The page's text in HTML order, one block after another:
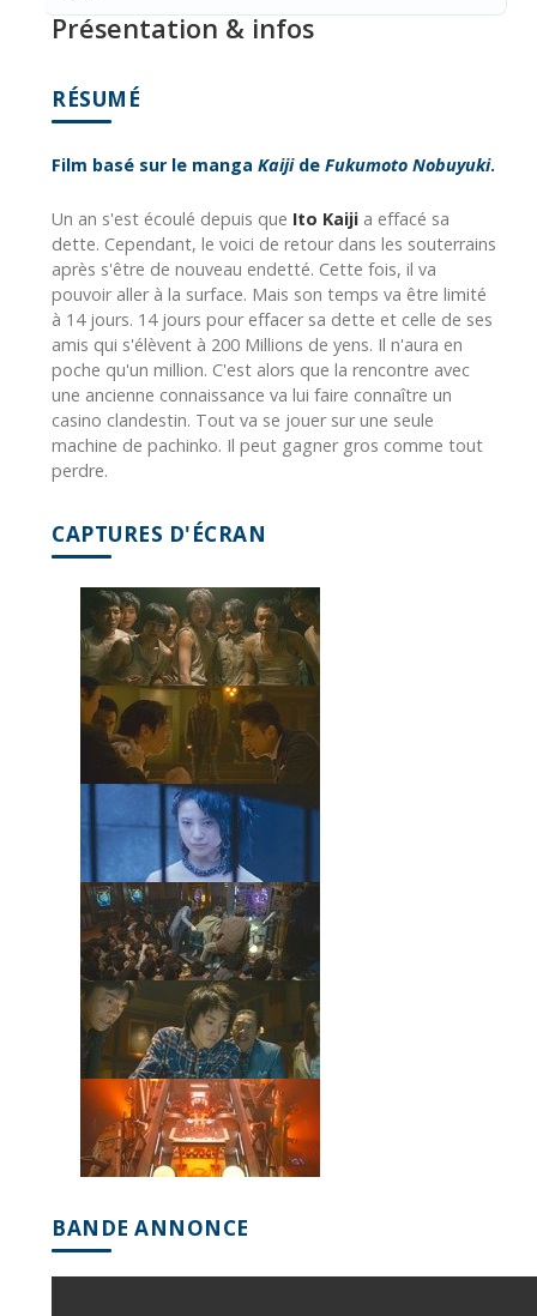
Présentation & infos
RÉSUMÉ
Film basé sur le manga Kaijide Fukumoto Nobuyuki.
Un an s'est écoulé depuis que Ito Kaiji a effacé sa
dette. Cependant, le voici de retour dans les souterrains
après s'être de nouveau endetté. Cette fois, il va
pouvoir aller à la surface. Mais son temps va être limité
à 14 jours. 14 jours pour effacer sa dette et celle de ses
amis qui s'élèvent à 200 Millions de yens. Il n'aura en
poche qu'un million. C'est alors que la rencontre avec
une ancienne connaissance va lui faire connaître un
casino clandestin. Tout va se jouer sur une seule
machine de pachinko. Il peut gagner gros comme tout
perdre.
CAPTURES D'ÉCRAN
BANDE ANNONCE